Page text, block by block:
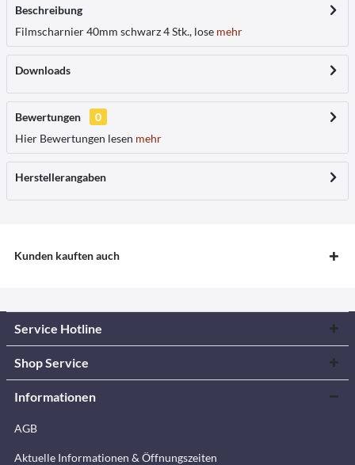
Beschreibung
Filmscharnier 40mm schwarz 4 Stk., lose mehr
Downloads
Bewertungen
0
Hier Bewertungen lesen mehr
Herstellerangaben
Kunden kauften auch
Service Hotline
Shop Service
Informationen
AGB
Aktuelle Informationen & Öffnungszeiten